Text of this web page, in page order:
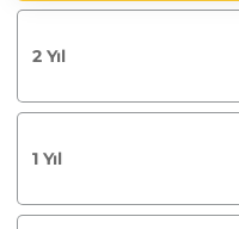
2 Yıl
1 Yıl